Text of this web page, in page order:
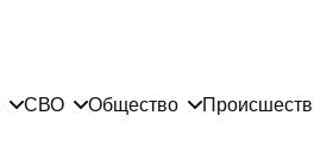
СВО Общество